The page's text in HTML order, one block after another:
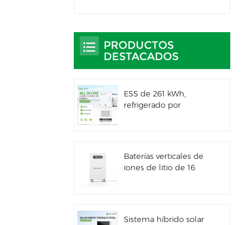
PRODUCTOS
DESTACADOS
ESS de 261 kWh,
refrigerado por
Baterías verticales de
iones de litio de 16
Sistema híbrido solar